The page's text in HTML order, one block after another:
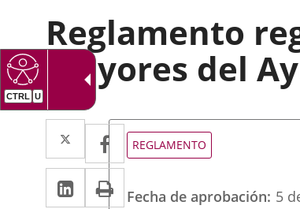
Reglamento
mayores del
Twitter
Enlace
a
una
Facebook
Enlace
a
una
LinkedIn
Enlace
Tipo
de
REGLAMENTO
Fecha de aprobación 5